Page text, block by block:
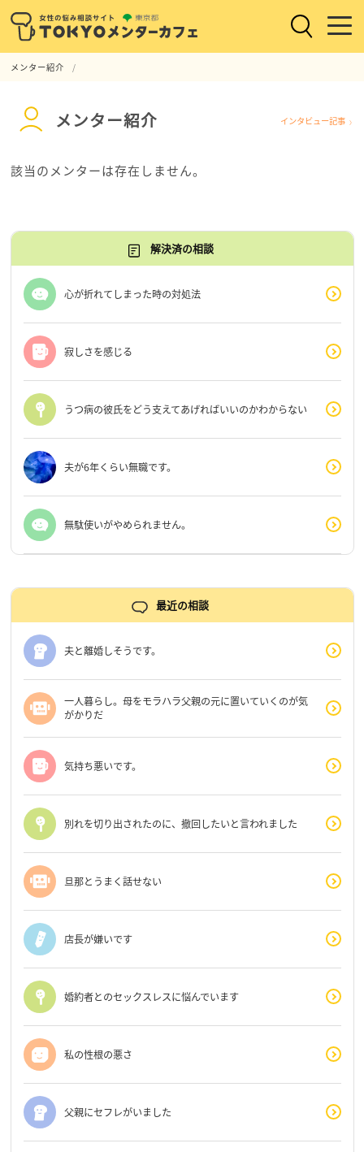
メンター紹介
メンター紹介 インタビュー記事
該当のメンターは存在しません。
解決済の相談
心が折れてしまった時の対処法
寂しさを感じる
うつ病の彼氏をどう支えてあげればいいのかわからない
夫が6年くらい無職です。
無駄使いがやめられません。
最近の相談
夫と離婚しそうです。
一人暮らし。母をモラハラ父親の元に置いていくのが気
がかりだ
気持ち悪いです。
別れを切り出されたのに、撤回したいと言われました
旦那とうまく話せない
店長が嫌いです
婚約者とのセックスレスに悩んでいます
私の性根の悪さ
父親にセフレがいました